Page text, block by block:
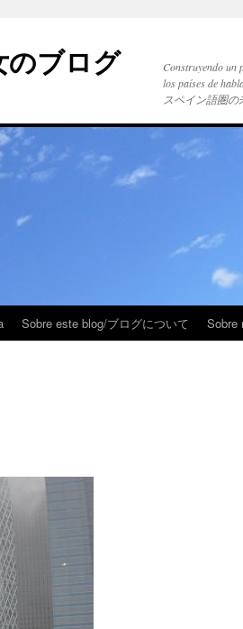
ブログ
Construyendo un
los países de
スペイン語圏
Sobre este blog/ブログについて Sobre